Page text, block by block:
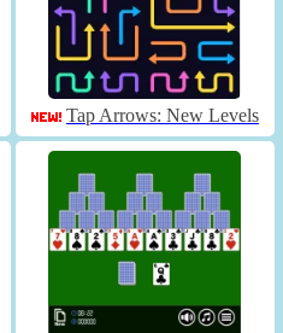
Tap Arrows: New Levels